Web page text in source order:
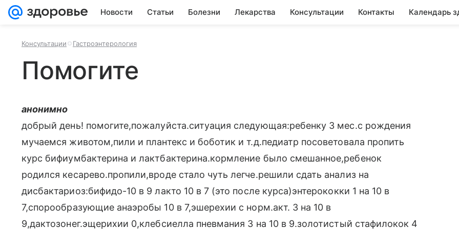
Новости Статьи Болезни Лекарства Консультации Контакты Календарь
Консультации Гастроэнтерология
Помогите
анонимно
добрый день! помогите,пожалуйста.ситуация следующая:ребенку 3 мес.с рождения
мучаемся животом,пили и плантекс и боботик и т.д.педиатр посоветовала пропить
курс бифиумбактерина и лактбактерина.кормление было смешанное,ребенок
родился кесарево.пропили,вроде стало чуть легче.решили сдать анализ на
дисбактариоз:бифидо-10 в 9 лакто 10 в 7 (это после курса)энтерококки 1 на 10 в
7,спорообразующие анаэробы 10 в 7,эшерехии с норм.акт. 3 на 10 в
9,дактозонег.эщерихии 0,клебсиелла пневмания 3 на 10 в 9.золотистый стафилокок 4